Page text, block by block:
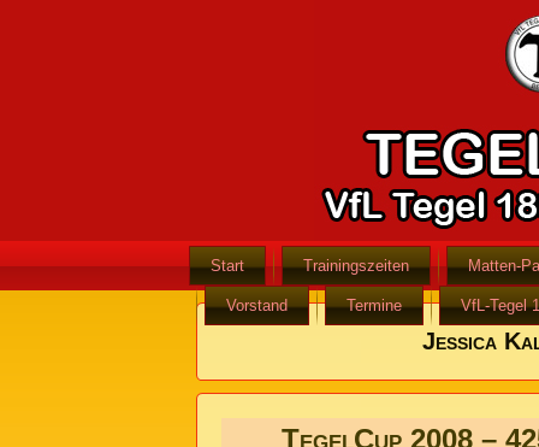
Start Trainingszeiten Matten-
Vorstand Termine VfL-Tegel
Jessica
TegelCup 2008 –